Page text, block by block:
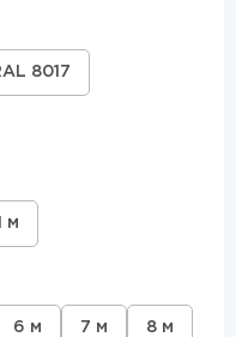
8017
1 м
6 м 7 м 8 м